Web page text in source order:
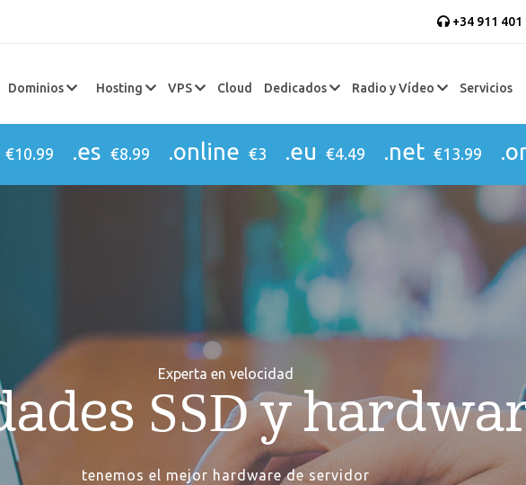
+34 911 401
Dominios Hosting VPS Cloud Dedicados Radio y Vídeo Servicios
€10.99 .es €8.99 .online €3 .eu €4.49 .net €13.99
Experta en velocidad
SSD y
tenemos el mejor hardware de servidor